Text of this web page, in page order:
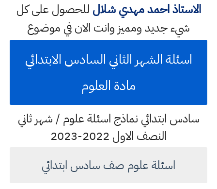
الاستاذ احمد مهدي شلال للحصول على كل
شيء جديد ومميز وانت الان في موضوع
اسئلة الشهر الثاني السادس الابتدائي
مادة العلوم
سادس ابتدائي نماذج اسئلة علوم / شهر ثاني
النصف الاول 2022-2023
اسئلة علوم صف سادس ابتدائي